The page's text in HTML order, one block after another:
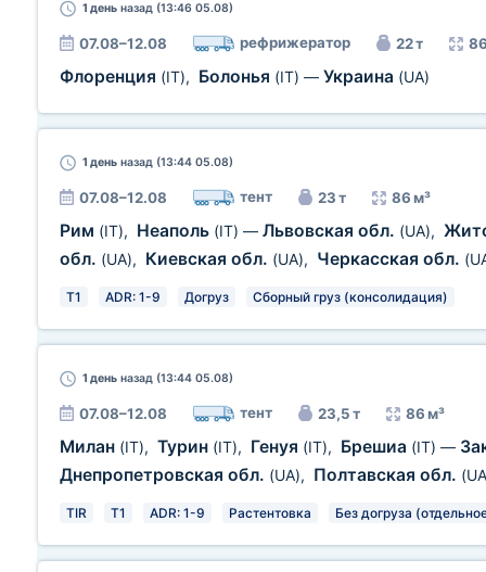
1 день назад (13:46 05.08)
07.08–12.08 рефрижератор 22 т
Флоренция (IT), Болонья (IT) — Украина (UA)
1 день назад (13:44 05.08)
07.08–12.08 тент 23 т 86 м³
Рим (IT), Неаполь (IT) — Львовская обл. (UA),
обл. (UA), Киевская обл. (UA), Черкасская обл.
T1 ADR: 1-9 Догруз Сборный груз (консолидация)
1 день назад (13:44 05.08)
07.08–12.08 тент 23,5 т 86 м³
Милан (IT), Турин (IT), Генуя (IT), Брешиа (IT) —
Днепропетровская обл. (UA), Полтавская обл.
TIR T1 ADR: 1-9 Растентовка Без догруза